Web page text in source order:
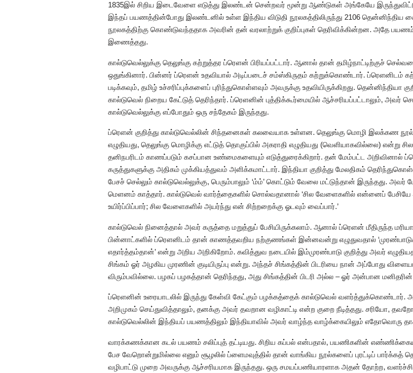
1835இல் சிறிய இடைவேளை எடுத்து இலண்டன் சென்றவர் மூன்று ஆண்டுகள் அங்கேயே
இந்தப் பயணத்தின்போது இலண்டனில் உள்ள இந்திய விடுதி நூலகத்திலிருந்து 2106 தென்னிந்திய
நூலகத்திற்கு கொண்டுவந்ததாக அவரின் தன் வரலாற்றுக் குறிப்புகள் தெரிவிக்கின்றன. அதே
இணைத்தது.
கால்டுவெல்லுக்கு தெலுங்கு கற்றுத்தர ப்ரெளன் பிரியப்பட்டார். ஆனால் தான் தமிழ்நாட்டிற்குச்
ஒதுங்கினார். பின்னர் ப்ரெளன் உதவியால் அடிப்படைச் சம்ஸ்கிருதம் கற்றுக்கொண்டார். ப்ரெளனிடம்
படிக்கவும், தமிழ் உச்சரிப்புக்களைப் புரிந்துகொள்ளவும் அவருக்கு உதவியிருக்கிறது. தென்னிந்தியா
கால்டுவெல் நிறைய கேட்டுத் தெரிந்தார். ப்ரெளனின் புத்திக்கூர்மையில் ஆச்சரியப்பட்டாலும், அவர்
கால்டுவெல்லுக்கு எப்போதும் ஒரு சந்தேகம் இருந்தது.
ப்ரெளன் குறித்து கால்டுவெல்லின் சிந்தனைகள் கலவையாக உள்ளன. தெலுங்கு மொழி இலக்கண நூல்
எழுதியது, தெலுங்கு மொழிக்கு எட்டுத் தொகுப்பில் அகராதி எழுதியது (வெளியாகவில்லை) என்று
தனிநபரிடம் காணப்படும் கசப்பான உண்மைகளையும் எடுத்துரைக்கிறார். தன் மேம்பட்ட அறிவினால்
கருத்துகளுக்கு அதிகம் முக்கியத்துவம் அளிக்கமாட்டார். இந்தியா குறித்து மேலதிகம்
பேசச் செல்லும் கால்டுவெல்லுக்கு, பெரும்பாலும் ‘ம்ம்’ கொட்டும் வேலை மட்டுந்தான் இருந்தது. அவர்
மெளனம் காத்தார். கால்டுவெல் வார்த்தைகளில் சொல்வதானால் ‘சில வேளைகளில் என்னைப் பேசியே
உயிர்ப்பிப்பார்; சில வேளைகளில் அயர்ந்து என் சிற்றறைக்கு ஓடவும் வைப்பார்.’
கால்டுவெல் நினைத்தால் அவர் கருத்தை மறுத்துப் பேசியிருக்கலாம். ஆனால் ப்ரெளன் மீதிருந்த
பின்னாட்களில் ப்ரெளனிடம் தான் காணத்தவறிய நற்குணங்கள் இன்னவன்று எழுதுவதால்
எதார்த்தம்தான்’ என்று அறிய அறிகிறோம். கவித்துவ நடையில் இம்முரண்பாடு குறித்து அவர்
சிங்கம் ஓர் அழகிய முரணின் குடியிருப்பு என்று. அந்தச் சிங்கத்தின் பிடரியை நான் அப்போது
விரும்பவில்லை. பழகப் பழகத்தான் தெரிந்தது, அது சிங்கத்தின் பிடரி அல்ல – ஓர் அன்பான மனிதரின்
ப்ரெளனின் உரையாடலில் இருந்து கேள்வி கேட்கும் பழக்கத்தைக் கால்டுவெல் வளர்த்துக்கொண்டார்.
அறிமுகம் செய்துவித்தாலும், தனக்கு அவர் தவறான வழிகாட்டி என்ற குறை நீடித்தது. சரியோ,
கால்டுவெல்லின் இந்தியப் பயணத்திலும் இந்தியாவில் அவர் வாழ்ந்த வாழ்க்கையிலும் எதோவொரு
வாரக்கணக்கான கடல் பயணம் சலிப்புத் தட்டியது. சிறிய கப்பல் என்பதால், பயணிகளின்
பேச வேறொன்றுமில்லை எனும் சூழலில் ப்ளைமவுத்தில் தான் வாங்கிய நூல்களைப் புரட்டிப் பார்க்கத்
வழிபாட்டு முறை அவருக்கு ஆச்சரியமாக இருந்தது. ஒரு சமயப்பணியாரளாக அதன் தோற்ற,